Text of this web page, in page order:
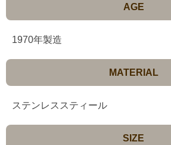
AGE
1970年製造
MATERIAL
ステンレススティール
SIZE